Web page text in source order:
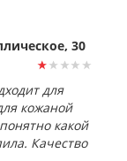
30
для
кожаной
какой
Качество